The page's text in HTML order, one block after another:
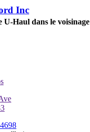
Inc
U-Haul dans le voisinage